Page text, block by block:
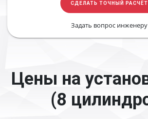
СДЕЛАТЬ ТОЧНЫЙ РАСЧЁТ
Задать вопрос инженеру
Цены на
(8